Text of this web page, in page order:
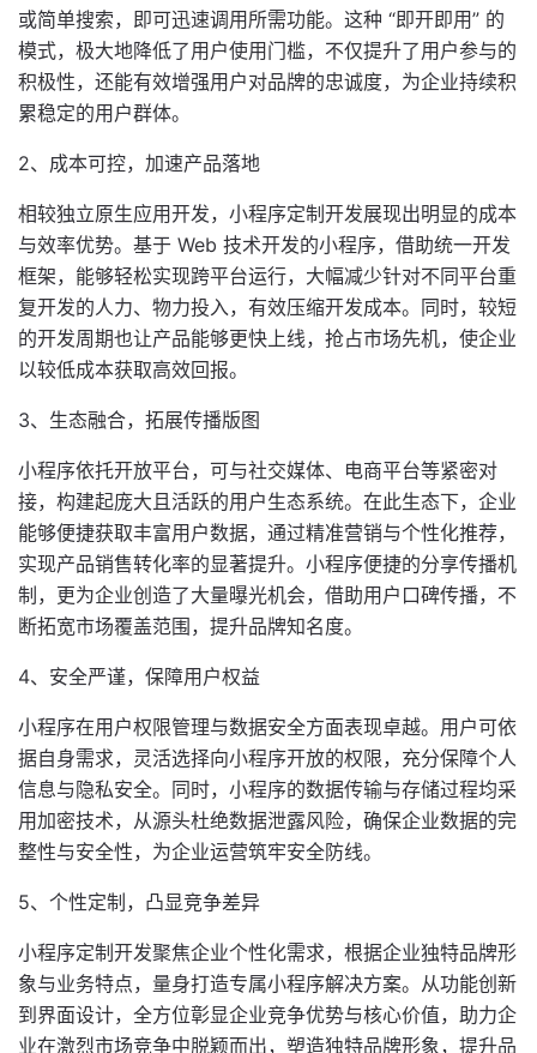
或简单搜索，即可迅速调用所需功能。这种 “即开即用” 的
模式，极大地降低了用户使用门槛，不仅提升了用户参与的
积极性，还能有效增强用户对品牌的忠诚度，为企业持续积
累稳定的用户群体。
2、成本可控，加速产品落地
相较独立原生应用开发，小程序定制开发展现出明显的成本
与效率优势。基于 Web 技术开发的小程序，借助统一开发
框架，能够轻松实现跨平台运行，大幅减少针对不同平台重
复开发的人力、物力投入，有效压缩开发成本。同时，较短
的开发周期也让产品能够更快上线，抢占市场先机，使企业
以较低成本获取高效回报。
3、生态融合，拓展传播版图
小程序依托开放平台，可与社交媒体、电商平台等紧密对
接，构建起庞大且活跃的用户生态系统。在此生态下，企业
能够便捷获取丰富用户数据，通过精准营销与个性化推荐，
实现产品销售转化率的显著提升。小程序便捷的分享传播机
制，更为企业创造了大量曝光机会，借助用户口碑传播，不
断拓宽市场覆盖范围，提升品牌知名度。
4、安全严谨，保障用户权益
小程序在用户权限管理与数据安全方面表现卓越。用户可依
据自身需求，灵活选择向小程序开放的权限，充分保障个人
信息与隐私安全。同时，小程序的数据传输与存储过程均采
用加密技术，从源头杜绝数据泄露风险，确保企业数据的完
整性与安全性，为企业运营筑牢安全防线。
5、个性定制，凸显竞争差异
小程序定制开发聚焦企业个性化需求，根据企业独特品牌形
象与业务特点，量身打造专属小程序解决方案。从功能创新
到界面设计，全方位彰显企业竞争优势与核心价值，助力企
业在激烈市场竞争中脱颖而出，塑造独特品牌形象，提升品